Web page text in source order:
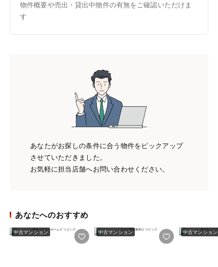
物件概要や売出・貸出中物件の有無をご確認いただけま
す
あなたがお探しの条件に合う物件をピックアップ
させていただきました。
お気軽に担当店舗へお問い合わせください。
あなたへのおすすめ
中古マンション 中古マンション 中古マンション